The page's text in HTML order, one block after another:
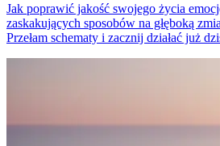
Jak poprawić jakość swojego życia
zaskakujących sposobów na głęboką
Przełam schematy i zacznij działać już